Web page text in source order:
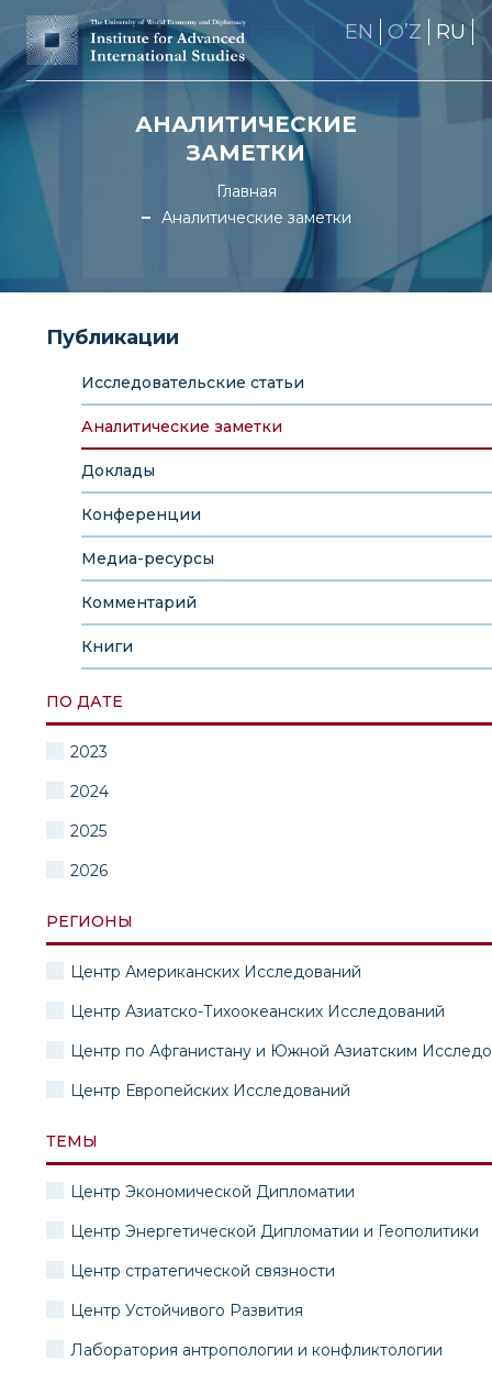
EN OʼZ RU
АНАЛИТИЧЕСКИЕ
ЗАМЕТКИ
Главная
Аналитические заметки
Публикации
Исследовательские статьи
Аналитические заметки
Доклады
Конференции
Медиа-ресурсы
Комментарий
Книги
ПО ДАТЕ
2023
2024
2025
2026
РЕГИОНЫ
Центр Американских Исследований
Центр Азиатско-Тихоокеанских Исследований
Центр по Афганистану и Южной Азиатским
Центр Европейских Исследований
ТЕМЫ
Центр Экономической Дипломатии
Центр Энергетической Дипломатии и Геополитики
Центр стратегической связности
Центр Устойчивого Развития
Лаборатория антропологии и конфликтологии